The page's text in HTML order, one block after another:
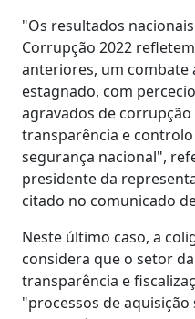
"Os resultados
Corrupção 2022
anteriores, um
estagnado, com
agravados de
transparência e
segurança nacional",
presidente da
citado no comunicado
Neste último caso, a
considera que o setor
transparência e
"processos de